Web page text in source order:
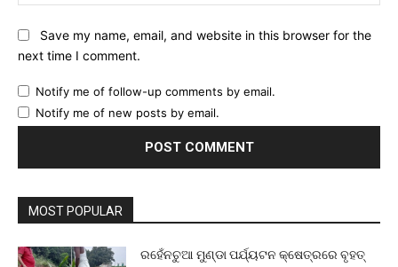
Save my name, email, and website in this browser for the
next time I comment.
Notify me of follow-up comments by email.
Notify me of new posts by email.
MOST POPULAR
ରହେଁନଚୁଆ ମୁଣ୍ଡା ପର୍ଯ୍ୟଟନ କ୍ଷେତ୍ରରେ ବୃହତ୍